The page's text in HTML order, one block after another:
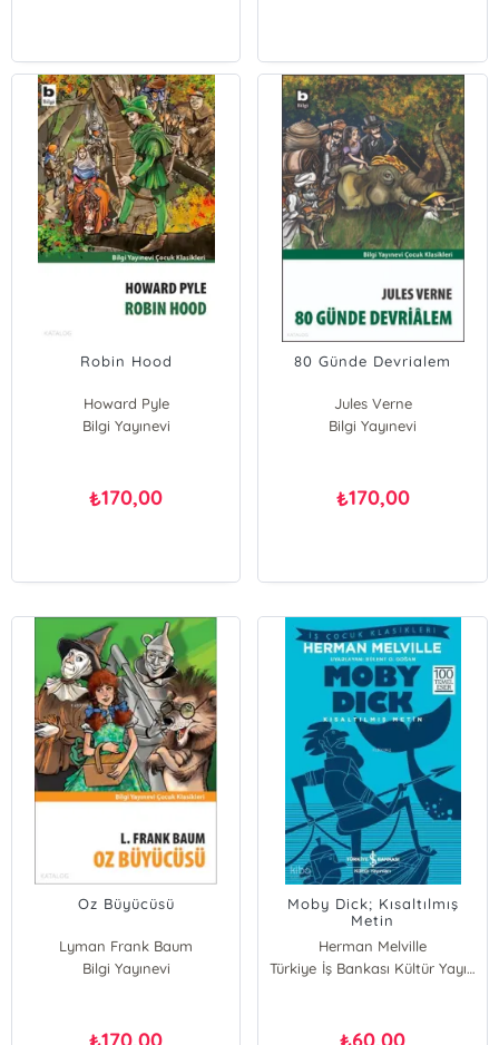
Robin Hood
Howard Pyle
Bilgi Yayınevi
₺170,00
80 Günde Devrialem
Jules Verne
Bilgi Yayınevi
₺170,00
Oz Büyücüsü
Lyman Frank Baum
Bilgi Yayınevi
Moby Dick; Kısaltılmış
Metin
Herman Melville
Türkiye İş Bankası Kültür Yayınları